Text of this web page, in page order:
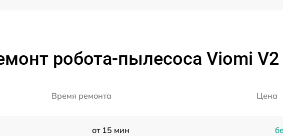
робота-пылесоса Viomi V2
Время ремонта Цена
от 15 мин